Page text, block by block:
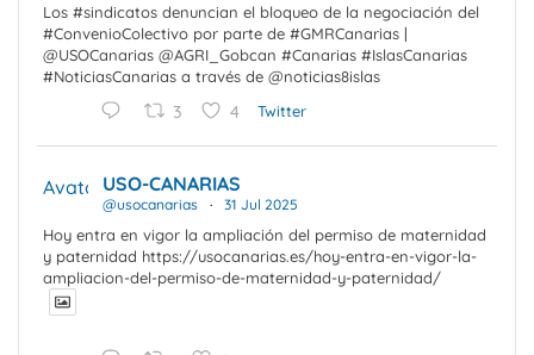
Los #sindicatos denuncian el bloqueo de la negociación del
#ConvenioColectivo por parte de #GMRCanarias |
@USOCanarias @AGRI_Gobcan #Canarias #IslasCanarias
#NoticiasCanarias a través de @noticias8islas
3 4 Twitter
Avatar USO-CANARIAS
@usocanarias · 31 Jul 2025
Hoy entra en vigor la ampliación del permiso de maternidad
y paternidad https://usocanarias.es/hoy-entra-en-vigor-la-
ampliacion-del-permiso-de-maternidad-y-paternidad/